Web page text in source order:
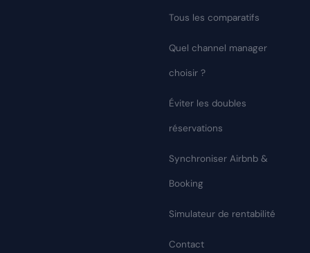
Tous les comparatifs
Quel channel manager
choisir ?
Éviter les doubles
réservations
Synchroniser Airbnb &
Booking
Simulateur de rentabilité
Contact